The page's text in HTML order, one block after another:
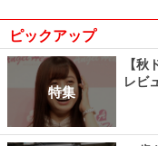
ピックアップ
特集
【
レビ